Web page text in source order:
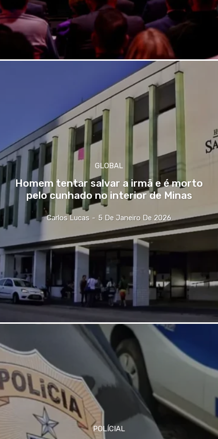
GLOBAL
Homem tentar salvar a irmã e é morto
pelo cunhado no interior de Minas
Carlos Lucas - 5 De Janeiro De 2026
POLÍCIAL